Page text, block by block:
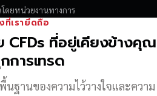
ดยหน่วยงานทางการ
ที่เรายึดถือ
ที่อยู่เคียงข้างคุณ
การเทรด
นฐานของความไว้วางใจและความ